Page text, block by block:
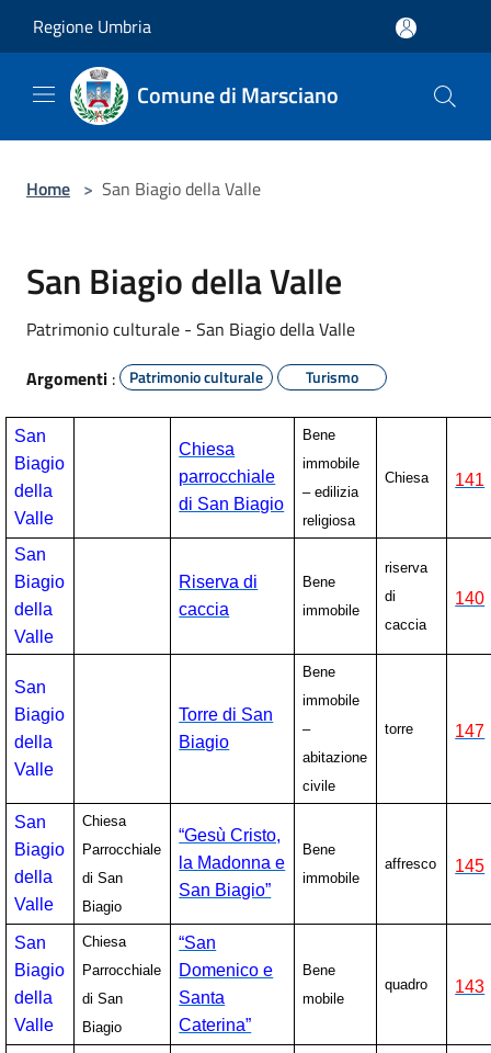
Regione Umbria
Comune di Marsciano
Home > San Biagio della Valle
San Biagio della Valle
Patrimonio culturale - San Biagio della Valle
Argomenti : Patrimonio culturale Turismo
San
Biagio
della
Valle
Chiesa
parrocchiale
di San Biagio
Bene
immobile
– edilizia
religiosa
Chiesa 141
San
Biagio
della
Valle
Riserva di
caccia
Bene
immobile
riserva
di
caccia
140
San
Biagio
della
Valle
Torre di San
Biagio
Bene
immobile
–
abitazione
civile
torre 147
San
Biagio
della
Valle
Chiesa
Parrocchiale
di San
Biagio
“Gesù Cristo,
la Madonna e
San Biagio”
Bene
immobile
affresco 145
San
Biagio
della
Valle
Chiesa
Parrocchiale
di San
Biagio
“San
Domenico e
Santa
Caterina”
Bene
mobile
quadro 143